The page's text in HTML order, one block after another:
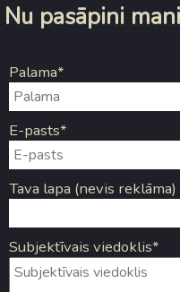
Nu pasāpini
Palama*
E-pasts*
Tava lapa (nevis reklāma)
Subjektīvais viedoklis*